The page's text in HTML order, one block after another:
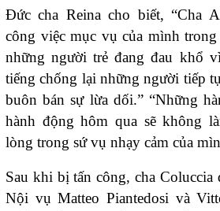
Đức cha Reina cho biết, “Cha
công việc mục vụ của mình trong
những người trẻ đang đau khổ
tiếng chống lại những người tiếp
buôn bán sự lừa dối.” “Những
hành động hôm qua sẽ không
lòng trong sứ vụ nhạy cảm của
Sau khi bị tấn công, cha
Nội vụ Matteo Piantedosi và